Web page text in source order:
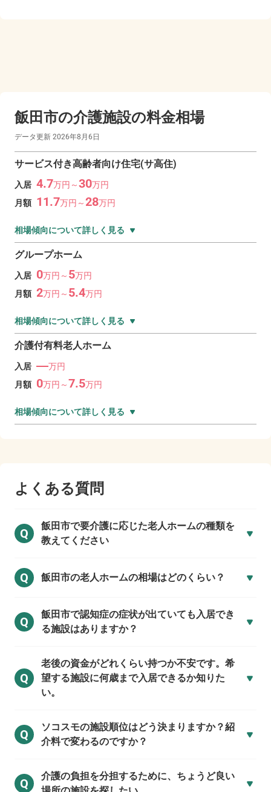
飯田市の介護施設の料金相場
データ更新 2026年8月6日
サービス付き高齢者向け住宅(サ高住)
入居 4.7万円～30万円
月額 11.7万円～28万円
相場傾向について詳しく見る
グループホーム
入居 0万円～ 5万円
月額 2万円～ 5.4万円
相場傾向について詳しく見る
介護付有料老人ホーム
入居 ―万円
月額 0万円～7.5万円
相場傾向について詳しく見る
よくある質問
Q
飯田市で要介護に応じた老人ホームの種類を
教えてください
Q 飯田市の老人ホームの相場はどのくらい？
Q
飯田市で認知症の症状が出ていても入居でき
る施設はありますか？
Q
老後の資金がどれくらい持つか不安です。希
望する施設に何歳まで入居できるか知りた
い。
Q
ソコスモの施設順位はどう決まりますか？紹
介料で変わるのですか？
Q
介護の負担を分担するために、ちょうど良い